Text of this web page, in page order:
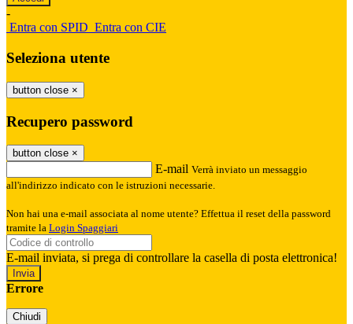
-
Entra con SPID Entra con CIE
Seleziona utente
button close ×
Recupero password
button close ×
E-mail Verrà inviato un messaggio
all'indirizzo indicato con le istruzioni necessarie.
Non hai una e-mail associata al nome utente? Effettua il reset della password
tramite la Login Spaggiari
E-mail inviata, si prega di controllare la casella di posta elettronica!
Errore
Chiudi